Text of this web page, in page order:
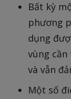
Bất kỳ
phương
dụng
vùng
và vẫn
Một số